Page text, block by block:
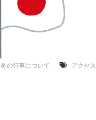
冬の行事について アクセス